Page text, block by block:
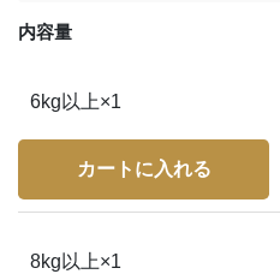
内容量
6kg以上×1
8kg以上×1